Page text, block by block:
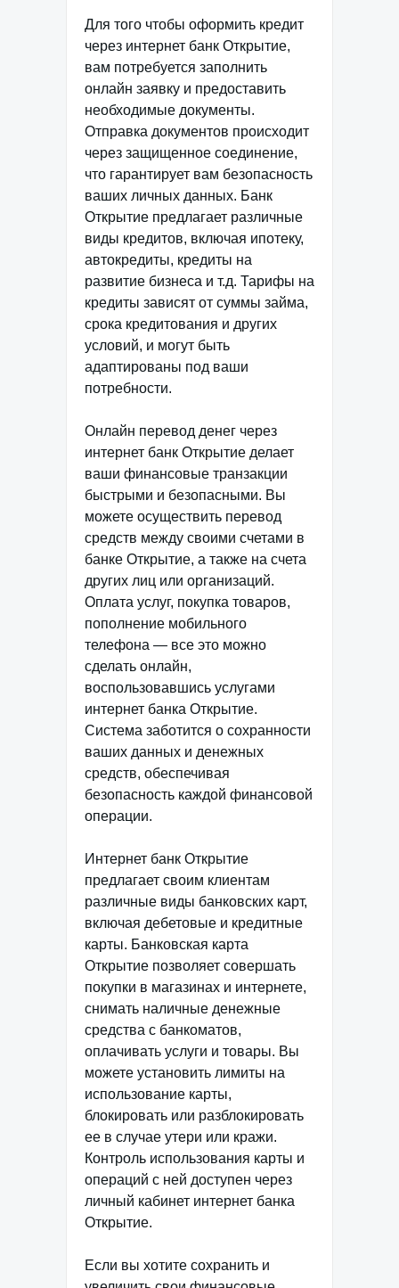
Для того чтобы оформить кредит
через интернет банк Открытие,
вам потребуется заполнить
онлайн заявку и предоставить
необходимые документы.
Отправка документов происходит
через защищенное соединение,
что гарантирует вам безопасность
ваших личных данных. Банк
Открытие предлагает различные
виды кредитов, включая ипотеку,
автокредиты, кредиты на
развитие бизнеса и т.д. Тарифы на
кредиты зависят от суммы займа,
срока кредитования и других
условий, и могут быть
адаптированы под ваши
потребности.
Онлайн перевод денег через
интернет банк Открытие делает
ваши финансовые транзакции
быстрыми и безопасными. Вы
можете осуществить перевод
средств между своими счетами в
банке Открытие, а также на счета
других лиц или организаций.
Оплата услуг, покупка товаров,
пополнение мобильного
телефона — все это можно
сделать онлайн,
воспользовавшись услугами
интернет банка Открытие.
Система заботится о сохранности
ваших данных и денежных
средств, обеспечивая
безопасность каждой финансовой
операции.
Интернет банк Открытие
предлагает своим клиентам
различные виды банковских карт,
включая дебетовые и кредитные
карты. Банковская карта
Открытие позволяет совершать
покупки в магазинах и интернете,
снимать наличные денежные
средства с банкоматов,
оплачивать услуги и товары. Вы
можете установить лимиты на
использование карты,
блокировать или разблокировать
ее в случае утери или кражи.
Контроль использования карты и
операций с ней доступен через
личный кабинет интернет банка
Открытие.
Если вы хотите сохранить и